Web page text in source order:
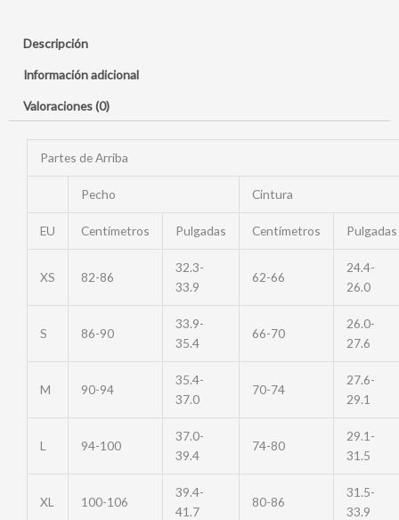
Descripción
Información adicional
Valoraciones (0)
Partes de Arriba
Pecho Cintura
EU Centímetros Pulgadas Centímetros Pulgadas
XS 82-86
32.3-
33.9
62-66
24.4-
26.0
S 86-90
33.9-
35.4
66-70
26.0-
27.6
M 90-94
35.4-
37.0
70-74
27.6-
29.1
L 94-100
37.0-
39.4
74-80
29.1-
31.5
XL 100-106
39.4-
41.7
80-86
31.5-
33.9